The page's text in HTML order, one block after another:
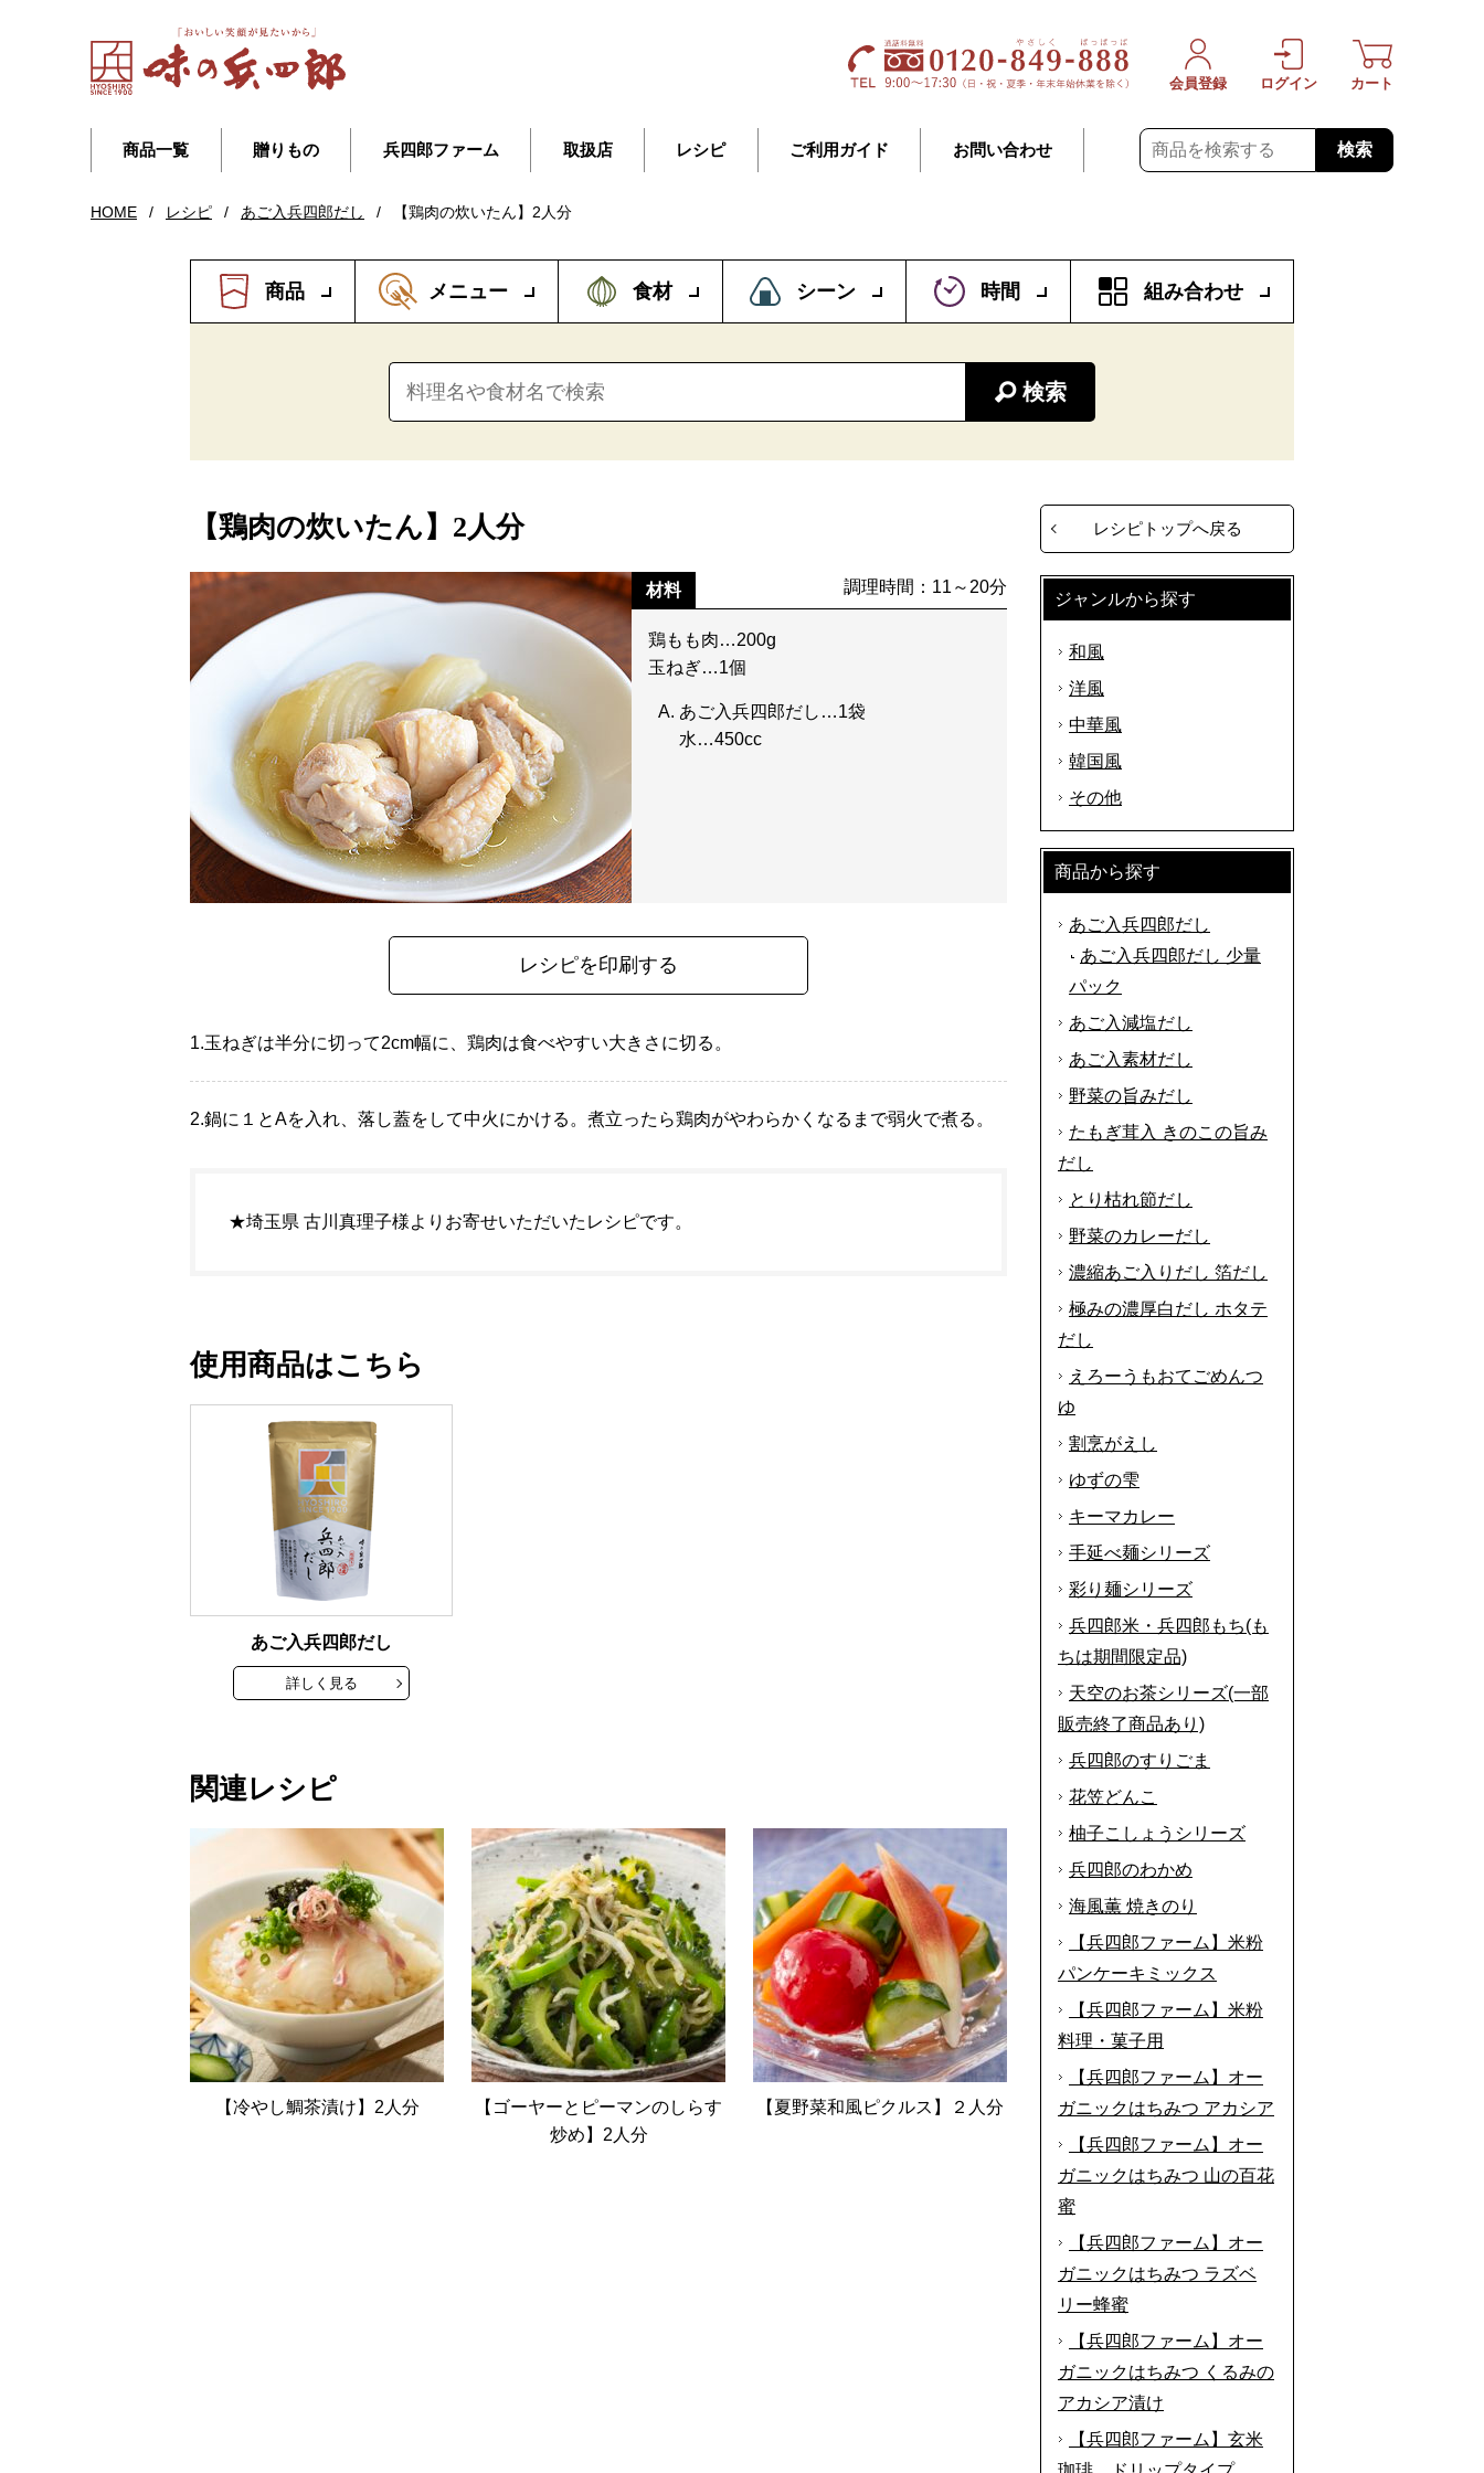
商品一覧 贈りもの 兵四郎ファーム 取扱店 レシピ ご利用ガイド お問い合わせ 検索
会員登録 ログイン カート
HOME / レシピ / あご入兵四郎だし / 【鶏肉の炊いたん】2人分
商品 メニュー 食材 シーン 時間 組み合わせ
検索
【鶏肉の炊いたん】2人分
材料 調理時間：11～20分
鶏もも肉…200g
玉ねぎ…1個
あご入兵四郎だし…1袋
水…450cc
レシピを印刷する
1.玉ねぎは半分に切って2cm幅に、鶏肉は食べやすい大きさに切る。
2.鍋に１とAを入れ、落し蓋をして中火にかける。煮立ったら鶏肉がやわらかくなるまで弱火で煮る。
★埼玉県 古川真理子様よりお寄せいただいたレシピです。
使用商品はこちら
あご入兵四郎だし
詳しく見る
関連レシピ
【冷やし鯛茶漬け】2人分
【ゴーヤーとピーマンのしらす
炒め】2人分
【夏野菜和風ピクルス】２人分
レシピトップへ戻る
ジャンルから探す
和風
洋風
中華風
韓国風
その他
商品から探す
あご入兵四郎だし
あご入兵四郎だし 少量
パック
あご入減塩だし
あご入素材だし
野菜の旨みだし
たもぎ茸入 きのこの旨み
だし
とり枯れ節だし
野菜のカレーだし
濃縮あご入りだし 箔だし
極みの濃厚白だし ホタテ
だし
えろーうもおてごめんつ
ゆ
割烹がえし
ゆずの雫
キーマカレー
手延べ麺シリーズ
彩り麺シリーズ
兵四郎米・兵四郎もち(も
ちは期間限定品)
天空のお茶シリーズ(一部
販売終了商品あり)
兵四郎のすりごま
花笠どんこ
柚子こしょうシリーズ
兵四郎のわかめ
海風薫 焼きのり
【兵四郎ファーム】米粉
パンケーキミックス
【兵四郎ファーム】米粉
料理・菓子用
【兵四郎ファーム】オー
ガニックはちみつ アカシア
【兵四郎ファーム】オー
ガニックはちみつ 山の百花
蜜
【兵四郎ファーム】オー
ガニックはちみつ ラズベ
リー蜂蜜
【兵四郎ファーム】オー
ガニックはちみつ くるみの
アカシア漬け
【兵四郎ファーム】玄米